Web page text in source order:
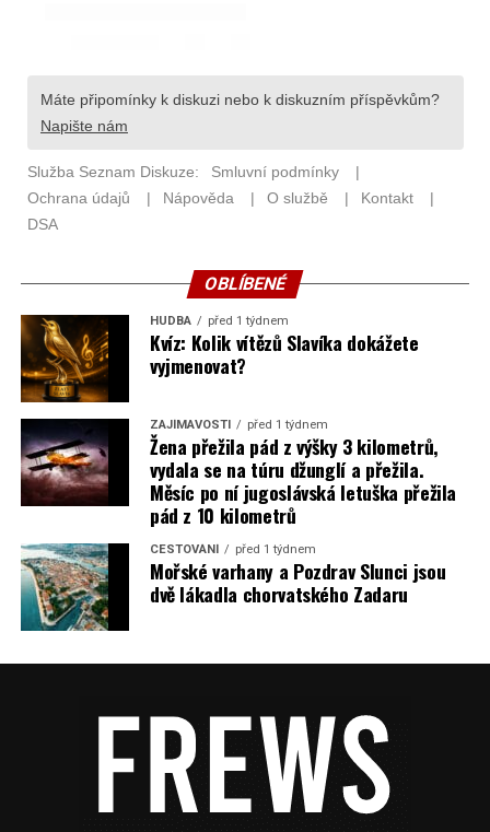
OBLÍBENÉ
HUDBA před 1 týdnem
Kvíz: Kolik vítězů Slavíka dokážete
vyjmenovat?
ZAJÍMAVOSTI před 1 týdnem
Žena přežila pád z výšky 3 kilometrů,
vydala se na túru džunglí a přežila.
Měsíc po ní jugoslávská letuška přežila
pád z 10 kilometrů
CESTOVÁNÍ před 1 týdnem
Mořské varhany a Pozdrav Slunci jsou
dvě lákadla chorvatského Zadaru